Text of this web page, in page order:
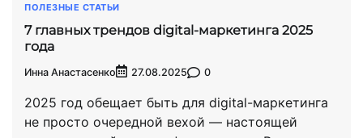
ПОЛЕЗНЫЕ СТАТЬИ
7 главных трендов digital-маркетинга 2025
года
Инна Анастасенко 27.08.2025 0
2025 год обещает быть для digital-маркетинга
не просто очередной вехой — настоящей